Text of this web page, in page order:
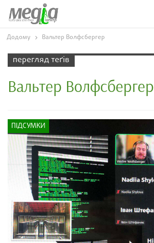
Додому Вальтер Волфсбергер
перегляд теґів
Вальтер Волфсбергер
ПІДСУМКИ